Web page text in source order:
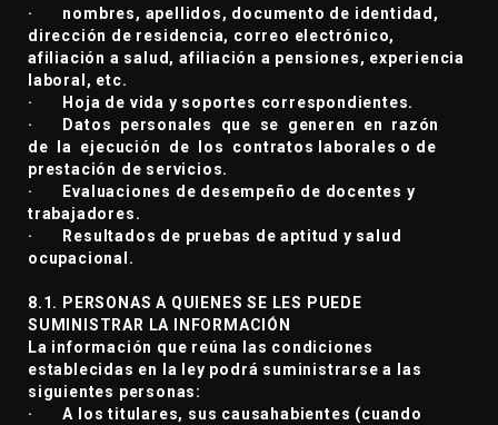
· nombres, apellidos, documento de identidad,
dirección de residencia, correo electrónico,
afiliación a salud, afiliación a pensiones, experiencia
laboral, etc.
· Hoja de vida y soportes correspondientes.
· Datos personales que se generen en razón
de la ejecución de los contratos laborales o de
prestación de servicios.
· Evaluaciones de desempeño de docentes y
trabajadores.
· Resultados de pruebas de aptitud y salud
ocupacional.
8.1. PERSONAS A QUIENES SE LES PUEDE
SUMINISTRAR LA INFORMACIÓN
La información que reúna las condiciones
establecidas en la ley podrá suministrarse a las
siguientes personas:
· A los titulares, sus causahabientes (cuando